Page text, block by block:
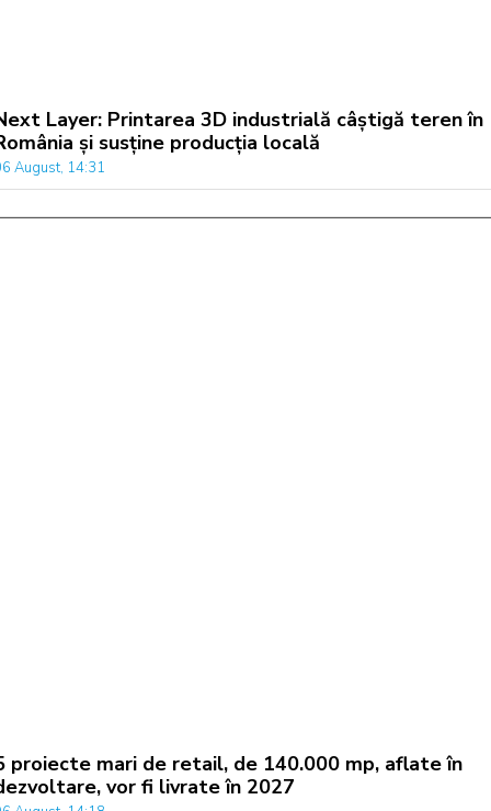
Layer: Printarea 3D industrială câștigă teren în
și susține producția locală
August, 14:31
proiecte mari de retail, de 140.000 mp, aflate în
vor fi livrate în 2027